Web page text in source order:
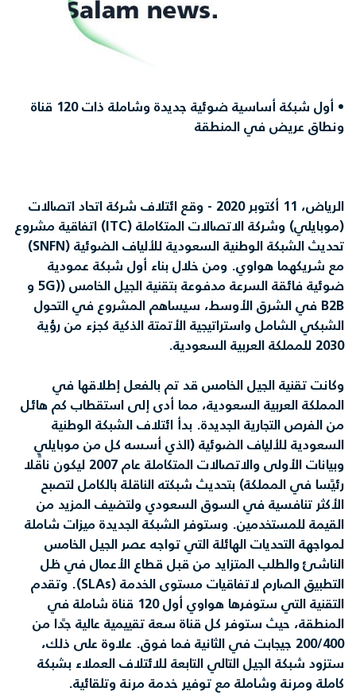
•
أول شبكة أساسية ضوئية جديدة وشاملة ذات 120 قناة
ونطاق عريض في المنطقة
الرياض، 11 أكتوبر 2020 - وقع ائتلاف شركة اتحاد اتصالات
(موبايلي) وشركة الاتصالات المتكاملة (ITC) اتفاقية مشروع
تحديث الشبكة الوطنية السعودية للألياف الضوئية (SNFN)
مع شريكهما هواوي. ومن خلال بناء أول شبكة عمودية
ضوئية فائقة السرعة مدفوعة بتقنية الجيل الخامس ((5G و
B2B في الشرق الأوسط، سيساهم المشروع في التحول
الشبكي الشامل واستراتيجية الأتمتة الذكية كجزء من رؤية
2030 للمملكة العربية السعودية.
وكانت تقنية الجيل الخامس قد تم بالفعل إطلاقها في
المملكة العربية السعودية، مما أدى إلى استقطاب كم هائل
من الفرص التجارية الجديدة. بدأ ائتلاف الشبكة الوطنية
السعودية للألياف الضوئية (الذي أسسه كل من موبايلي
وبيانات الأولى والاتصالات المتكاملة عام 2007 ليكون ناقلًا
رئيسًا في المملكة) بتحديث شبكته الناقلة بالكامل لتصبح
الأكثر تنافسية في السوق السعودي ولتضيف المزيد من
القيمة للمستخدمين. وستوفر الشبكة الجديدة ميزات شاملة
لمواجهة التحديات الهائلة التي تواجه عصر الجيل الخامس
الناشئ والطلب المتزايد من قبل قطاع الأعمال في ظل
التطبيق الصارم لاتفاقيات مستوى الخدمة (SLAs). وتقدم
التقنية التي ستوفرها هواوي أول 120 قناة شاملة في
المنطقة، حيث ستوفر كل قناة سعة تقييمية عالية جدًا من
200/400 جيجابت في الثانية فما فوق. علاوة على ذلك،
ستزود شبكة الجيل التالي التابعة للائتلاف العملاء بشبكة
كاملة ومرنة وشاملة مع توفير خدمة مرنة وتلقائية.